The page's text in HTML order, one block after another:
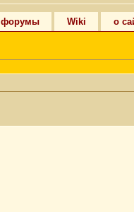
форумы Wiki о